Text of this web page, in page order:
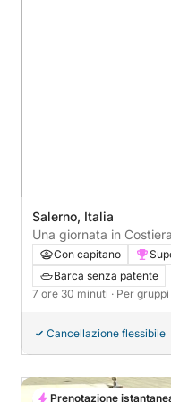
Salerno, Italia
Una giornata in
esplorazione a bordo
Con capitano
Barca senza patente
7 ore 30 minuti · Per
Cancellazione flessibile
Prenotazione